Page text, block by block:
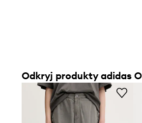
Odkryj produkty adidas